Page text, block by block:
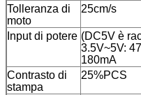
Tolleranza di
moto
25cm/s
Input di potere (DC5V è
3.5V~5V:
180mA
Contrasto di
stampa
25%PCS